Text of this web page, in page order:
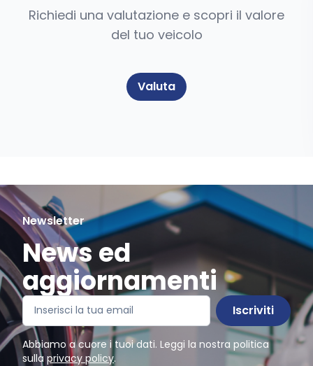
Richiedi una valutazione e scopri il valore
del tuo veicolo
Valuta
Newsletter
News ed
aggiornamenti
Iscriviti
Abbiamo a cuore i tuoi dati. Leggi la nostra politica
sullaprivacy policy.